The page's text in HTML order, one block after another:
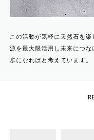
この活動が気軽に天然石を
源を最大限活用し未来につ
歩になればと考えています。